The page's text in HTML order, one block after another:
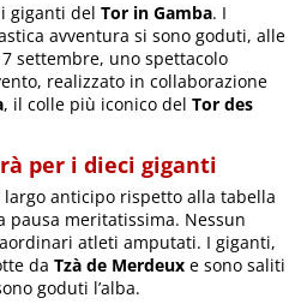
giganti delTor in Gamba. I
avventura si sono goduti, alle
settembre, uno spettacolo
realizzato in collaborazione
, il colle più iconico delTor des
per i dieci giganti
largo anticipo rispetto alla tabella
pausa meritatissima. Nessun
atleti amputati. I giganti,
daTzà de Merdeux e sono saliti
goduti l’alba.